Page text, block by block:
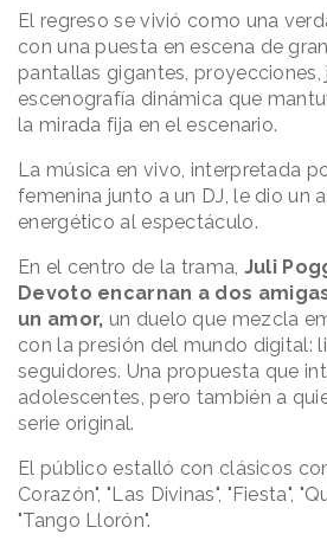
El regreso se vivió como una
con una puesta en escena de
pantallas gigantes,
escenografía dinámica que
la mirada fija en el escenario.
La música en vivo, interpretada
femenina junto a un DJ, le dio un
energético al espectáculo.
En el centro de la trama, Juli
Devoto encarnan a dos
un amor, un duelo que mezcla
con la presión del mundo digital:
seguidores. Una propuesta que
adolescentes, pero también a
serie original.
El público estalló con clásicos
Corazón", "Las Divinas", "Fiesta",
"Tango Llorón".